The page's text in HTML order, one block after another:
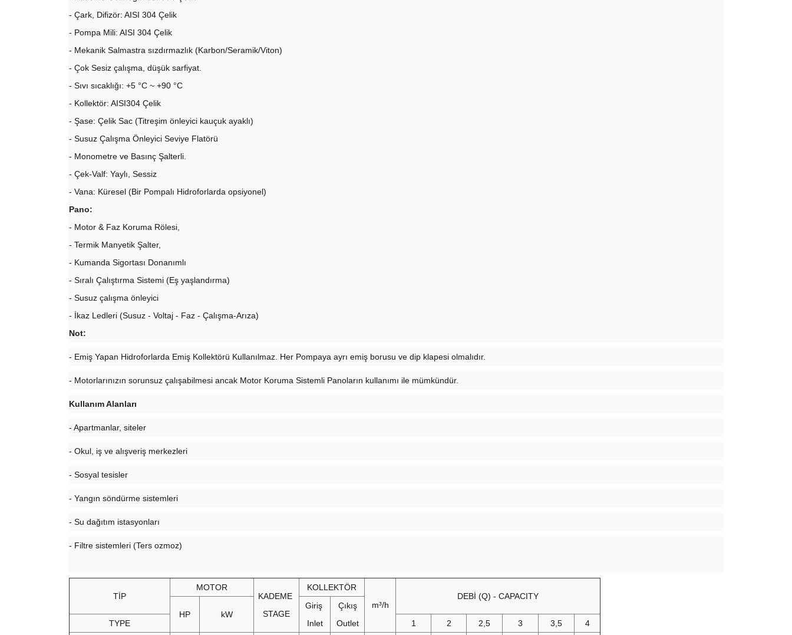
- Çark, Difizör: AISI 304 Çelik
- Pompa Mili: AISI 304 Çelik
- Mekanik Salmastra sızdırmazlık (Karbon/Seramik/Viton)
- Çok Sesiz çalışma, düşük sarfiyat.
- Sıvı sıcaklığı: +5 °C ~ +90 °C
- Kollektör: AISI304 Çelik
- Şase: Çelik Sac (Titreşim önleyici kauçuk ayaklı)
- Susuz Çalışma Önleyici Seviye Flatörü
- Monometre ve Basınç Şalterli.
- Çek-Valf: Yaylı, Sessiz
- Vana: Küresel (Bir Pompalı Hidroforlarda opsiyonel)
Pano:
- Motor & Faz Koruma Rölesi,
- Termik Manyetik Şalter,
- Kumanda Sigortası Donanımlı
- Sıralı Çalıştırma Sistemi (Eş yaşlandırma)
- Susuz çalışma önleyici
- İkaz Ledleri (Susuz - Voltaj - Faz - Çalışma-Arıza)
Not:
- Emiş Yapan Hidroforlarda Emiş Kollektörü Kullanılmaz. Her Pompaya ayrı emiş borusu ve dip klapesi olmalıdır.
- Motorlarınızın sorunsuz çalışabilmesi ancak Motor Koruma Sistemli Panoların kullanımı ile mümkündür.
Kullanım Alanları
- Apartmanlar, siteler
- Okul, iş ve alışveriş merkezleri
- Sosyal tesisler
- Yangın söndürme sistemleri
- Su dağıtım istasyonları
- Filtre sistemleri (Ters ozmoz)
TİP
MOTOR
KADEME
STAGE
KOLLEKTÖR
m³/h
DEBİ (Q) - CAPACITY
HP
kW
Giriş
Inlet
Çıkış
Outlet
TYPE 1 2 2,5 3 3,5
4